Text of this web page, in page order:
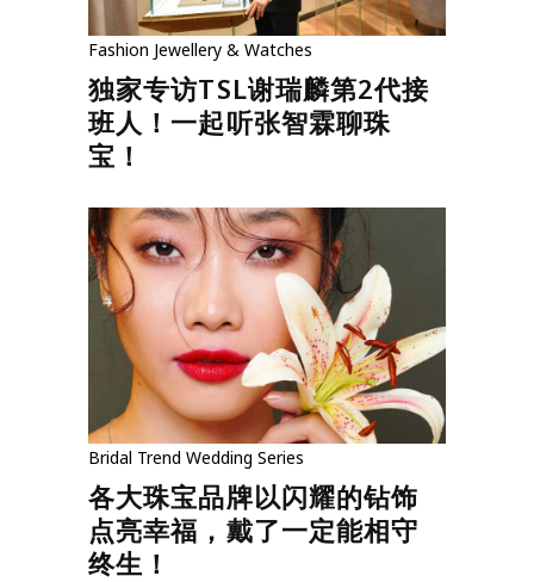
Fashion Jewellery & Watches
独家专访TSL谢瑞麟第2代接
班人！一起听张智霖聊珠
宝！
Bridal Trend Wedding Series
各大珠宝品牌以闪耀的钻饰
点亮幸福，戴了一定能相守
终生！